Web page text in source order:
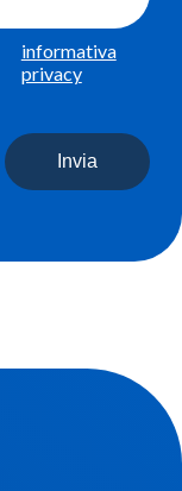
informativa
privacy
Invia